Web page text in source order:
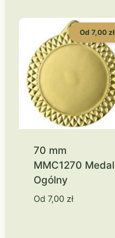
Od 7,00 zł
70 mm
MMC1270 Medal
Ogólny
Od 7,00 zł